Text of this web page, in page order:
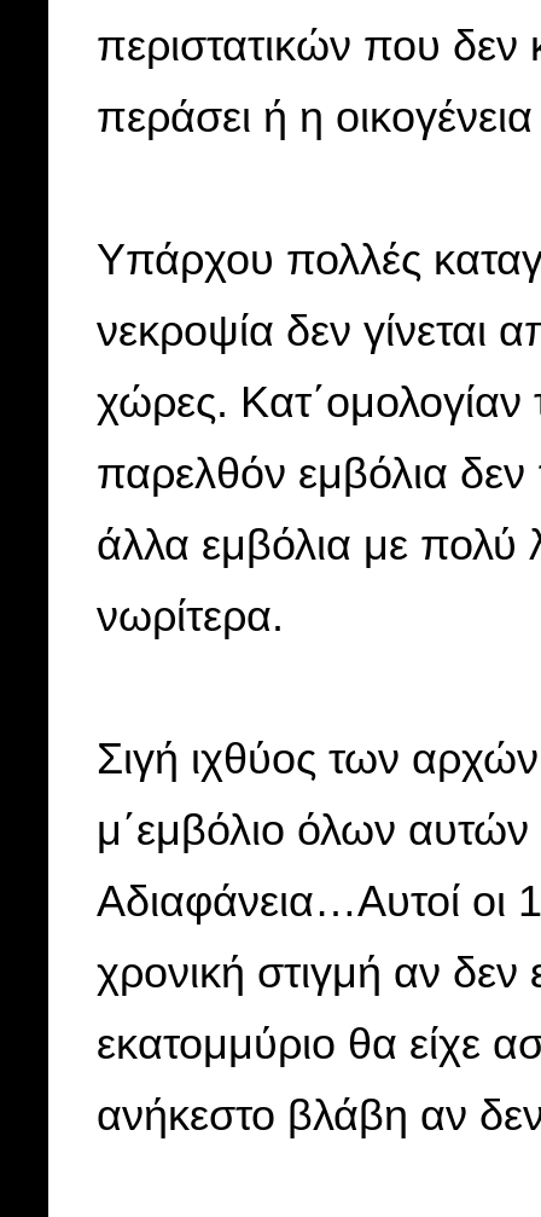
περιστατικών που δεν
περάσει ή η
Υπάρχου πολλές
νεκροψία δεν γίνεται
χώρες. Κατ΄ομολογίαν
παρελθόν εμβόλια δεν
άλλα εμβόλια με πολύ
νωρίτερα.
Σιγή ιχθύoς των
μ΄εμβόλιο όλων
Αδιαφάνεια…Αυτοί οι
χρονική στιγμή αν δεν
εκατομμύριο θα είχε
ανήκεστο βλάβη αν δεν